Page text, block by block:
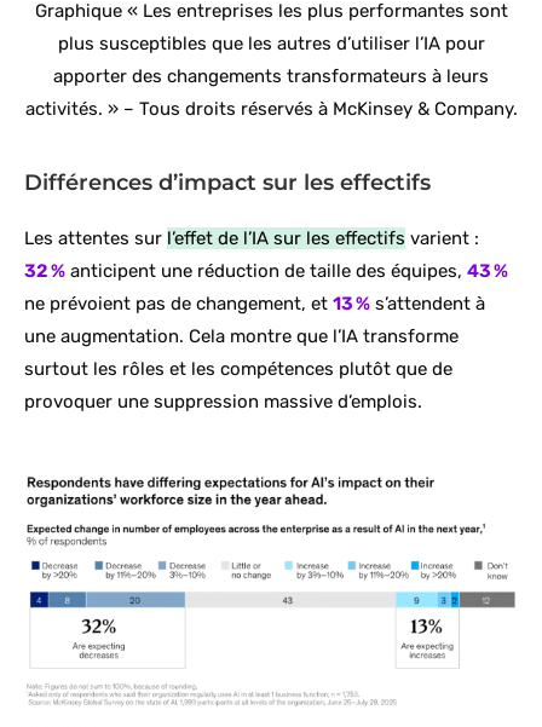
Graphique « Les entreprises les plus performantes sont
plus susceptibles que les autres d’utiliser l’IA pour
apporter des changements transformateurs à leurs
activités. » – Tous droits réservés à McKinsey & Company.
Différences d’impact sur les effectifs
Les attentes sur l’effet de l’IA sur les effectifs varient :
32 % anticipent une réduction de taille des équipes, 43 %
ne prévoient pas de changement, et 13 % s’attendent à
une augmentation. Cela montre que l’IA transforme
surtout les rôles et les compétences plutôt que de
provoquer une suppression massive d’emplois.